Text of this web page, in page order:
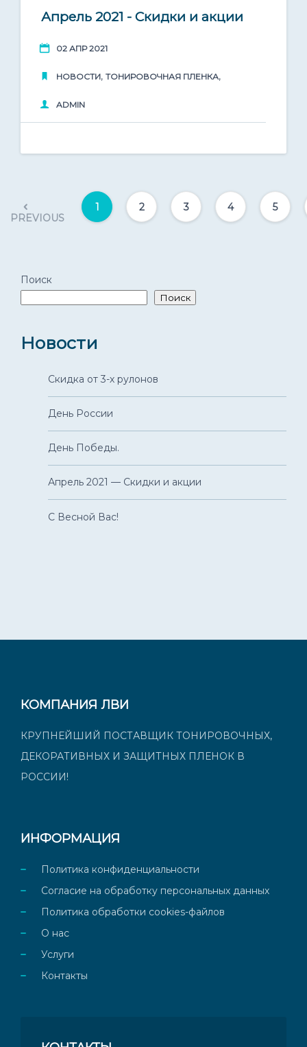
Апрель 2021 - Скидки и акции
02 АПР 2021
НОВОСТИ, ТОНИРОВОЧНАЯ ПЛЕНКА,
ADMIN
PREVIOUS
1 2 3 4 5
Поиск
Поиск
Новости
Скидка от 3-х рулонов
День России
День Победы.
Апрель 2021 — Скидки и акции
С Весной Вас!
КОМПАНИЯ ЛВИ
КРУПНЕЙШИЙ ПОСТАВЩИК ТОНИРОВОЧНЫХ,
ДЕКОРАТИВНЫХ И ЗАЩИТНЫХ ПЛЕНОК В
РОССИИ!
ИНФОРМАЦИЯ
Политика конфиденциальности
Согласие на обработку персональных данных
Политика обработки cookies-файлов
О нас
Услуги
Контакты